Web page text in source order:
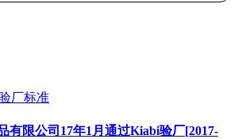
厂标准
有限公司17年1月通过Kiabi验厂[2017-